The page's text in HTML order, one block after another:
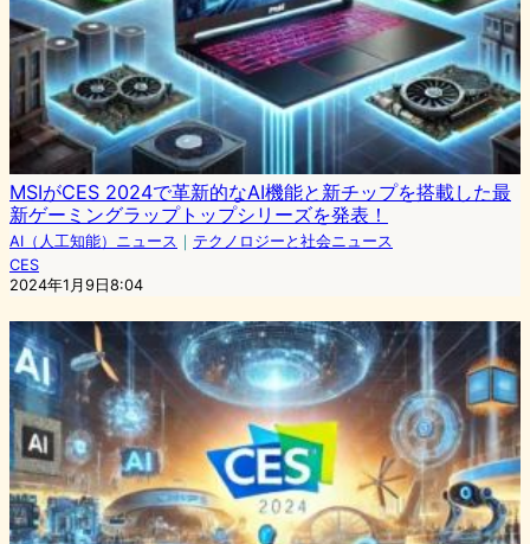
MSIがCES 2024で革新的なAI機能と新チップを搭載した最
新ゲーミングラップトップシリーズを発表！
AI（人工知能）ニュース ｜ テクノロジーと社会ニュース
CES
2024年1月9日8:04